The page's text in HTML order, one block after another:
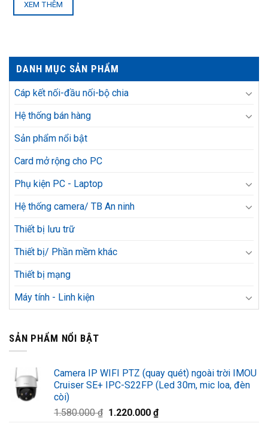
XEM THÊM
DANH MỤC SẢN PHẨM
Cáp kết nối-đầu nối-bộ chia
Hệ thống bán hàng
Sản phẩm nổi bật
Card mở rộng cho PC
Phụ kiện PC - Laptop
Hệ thống camera/ TB An ninh
Thiết bị lưu trữ
Thiết bị/ Phần mềm khác
Thiết bị mạng
Máy tính - Linh kiện
SẢN PHẨM NỔI BẬT
Camera IP WIFI PTZ (quay quét) ngoài trời IMOU
Cruiser SE+ IPC-S22FP (Led 30m, mic loa, đèn
còi)
1.580.000₫ Giá
1.220.000 ₫Giá